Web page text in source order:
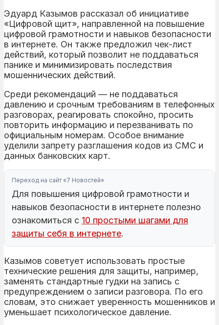
Эдуард Казымов рассказал об инициативе
«Цифровой щит», направленной на повышение
цифровой грамотности и навыков безопасности
в интернете. Он также предложил чек-лист
действий, который позволит не поддаваться
панике и минимизировать последствия
мошеннических действий.
Среди рекомендаций — не поддаваться
давлению и срочным требованиям в телефонных
разговорах, реагировать спокойно, просить
повторить информацию и перезванивать по
официальным номерам. Особое внимание
уделили запрету разглашения кодов из СМС и
данных банковских карт.
Переход на сайт «7 Новостей»
Для повышения цифровой грамотности и
навыков безопасности в интернете полезно
ознакомиться с 10 простыми шагами для
защиты себя в интернете.
Казымов советует использовать простые
технические решения для защиты, например,
заменять стандартные гудки на запись с
предупреждением о записи разговора. По его
словам, это снижает уверенность мошенников и
уменьшает психологическое давление.